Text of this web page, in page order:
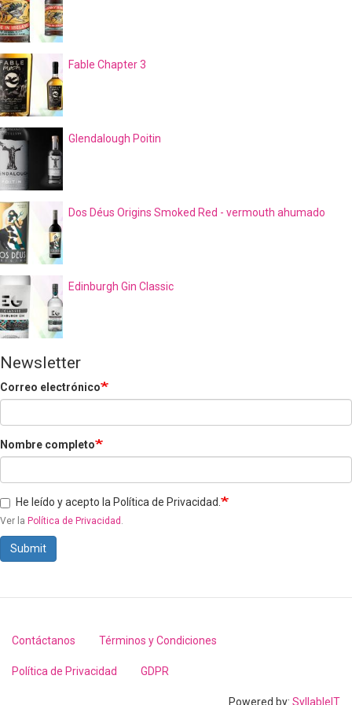
Fable Chapter 3
Glendalough Poitin
Dos Déus Origins Smoked Red - vermouth ahumado
Edinburgh Gin Classic
Newsletter
Correo electrónico
Nombre completo
He leído y acepto la Política de Privacidad.
Ver la Política de Privacidad .
Submit
Footer
menu
Contáctanos Términos y Condiciones
Política de Privacidad GDPR
Powered by: SyllableIT